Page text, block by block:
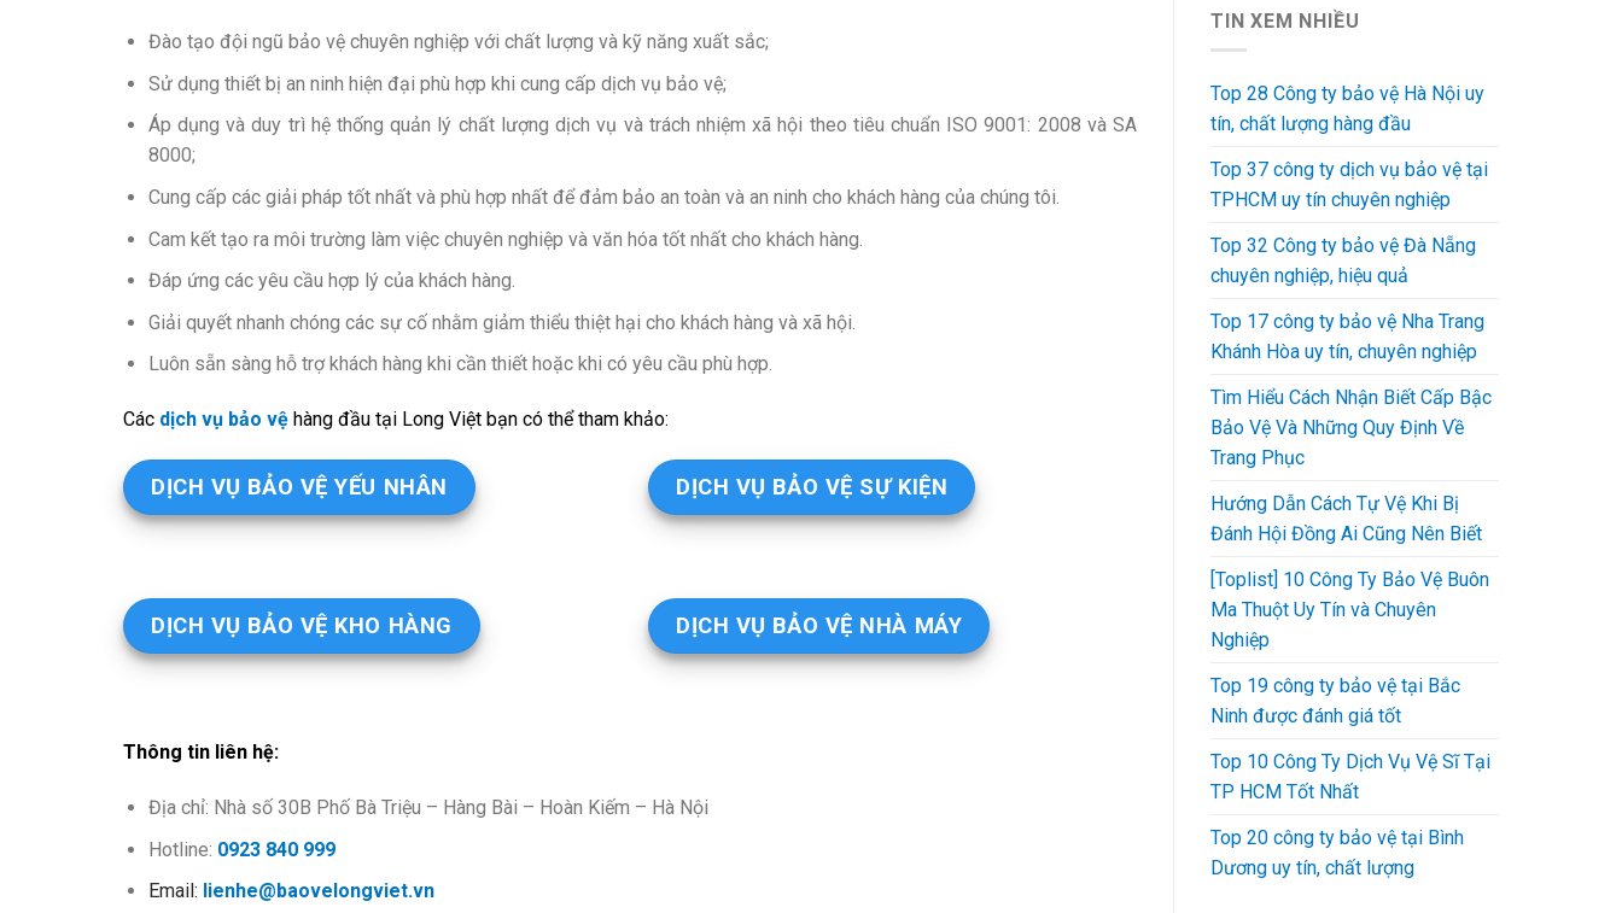
Đào tạo đội ngũ bảo vệ chuyên nghiệp với chất lượng và kỹ năng xuất sắc;
Sử dụng thiết bị an ninh hiện đại phù hợp khi cung cấp dịch vụ bảo vệ;
Áp dụng và duy trì hệ thống quản lý chất lượng dịch vụ và trách nhiệm xã hội theo tiêu chuẩn ISO 9001: 2008 và SA
8000;
Cung cấp các giải pháp tốt nhất và phù hợp nhất để đảm bảo an toàn và an ninh cho khách hàng của chúng tôi.
Cam kết tạo ra môi trường làm việc chuyên nghiệp và văn hóa tốt nhất cho khách hàng.
Đáp ứng các yêu cầu hợp lý của khách hàng.
Giải quyết nhanh chóng các sự cố nhằm giảm thiểu thiệt hại cho khách hàng và xã hội.
Luôn sẵn sàng hỗ trợ khách hàng khi cần thiết hoặc khi có yêu cầu phù hợp.
Các dịch vụ bảo vệ hàng đầu tại Long Việt bạn có thể tham khảo:
DỊCH VỤ BẢO VỆ YẾU NHÂN DỊCH VỤ BẢO VỆ SỰ KIỆN
DỊCH VỤ BẢO VỆ KHO HÀNG DỊCH VỤ BẢO VỆ NHÀ MÁY
Thông tin liên hệ:
Địa chỉ: Nhà số 30B Phố Bà Triệu – Hàng Bài – Hoàn Kiếm – Hà Nội
Hotline: 0923 840 999
Email: lienhe@baovelongviet.vn
TIN XEM NHIỀU
Top 28 Công ty bảo vệ Hà Nội uy
tín, chất lượng hàng đầu
Top 37 công ty dịch vụ bảo vệ tại
TPHCM uy tín chuyên nghiệp
Top 32 Công ty bảo vệ Đà Nẵng
chuyên nghiệp, hiệu quả
Top 17 công ty bảo vệ Nha Trang
Khánh Hòa uy tín, chuyên nghiệp
Tìm Hiểu Cách Nhận Biết Cấp Bậc
Bảo Vệ Và Những Quy Định Về
Trang Phục
Hướng Dẫn Cách Tự Vệ Khi Bị
Đánh Hội Đồng Ai Cũng Nên Biết
[Toplist] 10 Công Ty Bảo Vệ Buôn
Ma Thuột Uy Tín và Chuyên
Nghiệp
Top 19 công ty bảo vệ tại Bắc
Ninh được đánh giá tốt
Top 10 Công Ty Dịch Vụ Vệ Sĩ Tại
TP HCM Tốt Nhất
Top 20 công ty bảo vệ tại Bình
Dương uy tín, chất lượng